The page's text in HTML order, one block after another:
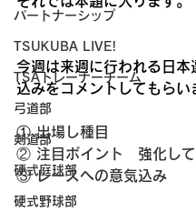
パートナーシップ
TSUKUBA LIVE!
TSAトレーナーチーム
弓道部
剣道部
硬式庭球部
硬式野球部
今週は来週に行われる日
込みをコメントしてもらい
① 出場し種目
② 注目ポイント　強化し
③ レースへの意気込み